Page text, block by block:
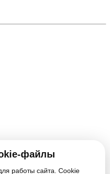
файлы
работы сайта. Cookie